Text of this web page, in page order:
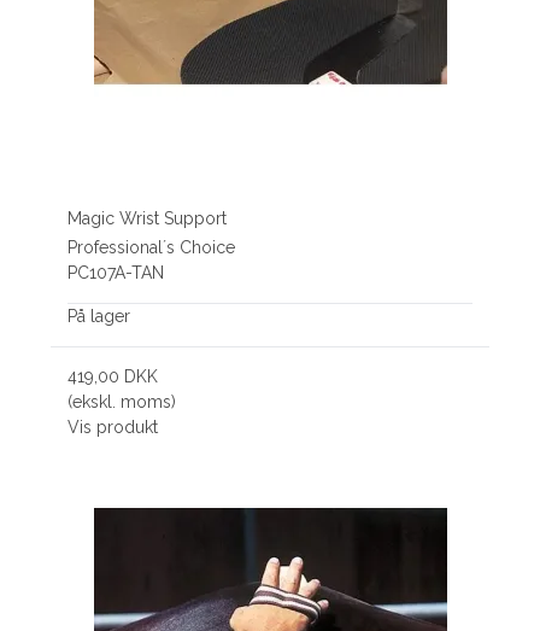
Magic Wrist Support
Professional´s Choice
PC107A-TAN
På lager
419,00 DKK
(ekskl. moms)
Vis produkt